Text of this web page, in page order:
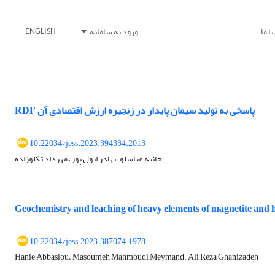
ما ورود به سامانه ENGLISH
RDF پاسخی به تولید سیمان پایدار در زنجیره ارزش اقتصادی آن
10.22034/jess.2023.394334.2013
حانیه عباسلو، بهادر ابول پور، مهرداد تکلوزاده
Geochemistry and leaching of heavy elements of magnetite
10.22034/jess.2023.387074.1978
Hanie Abbaslou، Masoumeh Mahmoudi Meymand، Ali Reza Ghanizadeh